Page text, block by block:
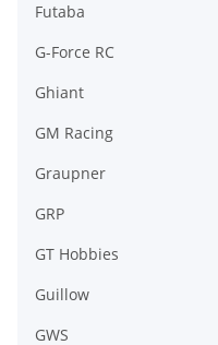
Futaba
G-Force RC
Ghiant
GM Racing
Graupner
GRP
GT Hobbies
Guillow
GWS